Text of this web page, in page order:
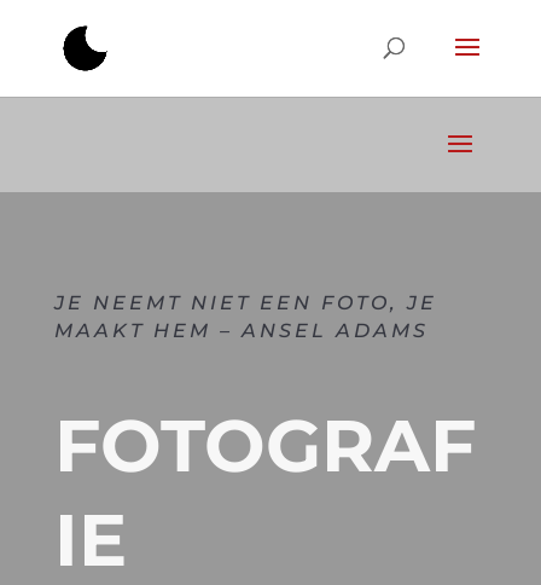
JE NEEMT NIET EEN FOTO, JE
MAAKT HEM – ANSEL ADAMS
FOTOGRAF
IE